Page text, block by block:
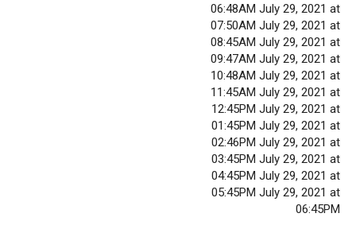
06:48AM July 29, 2021 at
07:50AM July 29, 2021 at
08:45AM July 29, 2021 at
09:47AM July 29, 2021 at
10:48AM July 29, 2021 at
11:45AM July 29, 2021 at
12:45PM July 29, 2021 at
01:45PM July 29, 2021 at
02:46PM July 29, 2021 at
03:45PM July 29, 2021 at
04:45PM July 29, 2021 at
05:45PM July 29, 2021 at
06:45PM